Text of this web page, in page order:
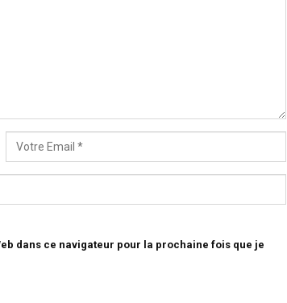
dans ce navigateur pour la prochaine fois que je